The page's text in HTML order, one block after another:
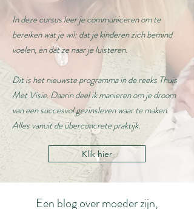
In deze cursus leer je communiceren om te
bereiken wat je wil: dat je kinderen zich bemind
voelen, en dat ze naar je luisteren.
Dit is het nieuwste programma in de reeks Thuis
Met Visie. Daarin deel ik manieren om je droom
van een succesvol gezinsleven waar te maken.
Alles vanuit de überconcrete praktijk.
Klik hier
Een blog over moeder zijn,